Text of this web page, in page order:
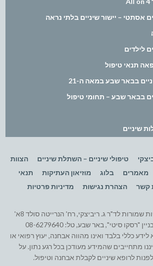
אסתטי – יישור שיניים בלתי נראה
לילדים
תנאי טיפול
בבאר שבע במאה ה-21
בבאר שבע – תחומי טיפול
שיניים
טיפולי שיניים – השתלת שיניים
הצוות
מאמרים בלוג מוזיאון העתיקות
תנאי
קשר הצהרת נגישות מדיניות פרטיות
© 2013 כל הזכויות שמורות לד"ר ג. ריביצקי, רח' הנרייטה סולד 8א'
כללי בלבד ואינו מהווה אבחנה, יעוץ רפואי או
מתחייבים שהמידע מעודכן בכל רגע נתון. על
לרופא שיניים לקבלת אבחנה וטיפול.